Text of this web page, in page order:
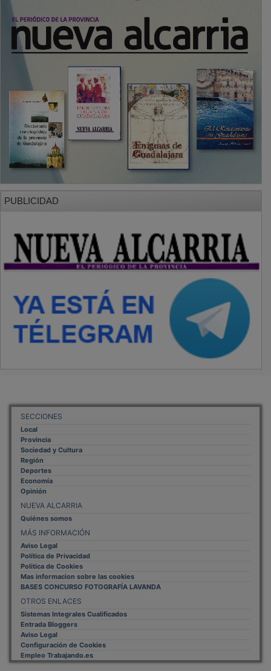
SECCIONES
Local
Provincia
Sociedad y Cultura
Región
Deportes
Economía
Opinión
NUEVA ALCARRIA
Quiénes somos
MÁS INFORMACIÓN
Aviso Legal
Política de Privacidad
Politica de Cookies
Mas informacion sobre las cookies
BASES CONCURSO FOTOGRAFÍA LAVANDA
Sistemas Integrales Cualificados
Entrada Bloggers
Aviso Legal
Configuración de Cookies
Empleo Trabajando.es